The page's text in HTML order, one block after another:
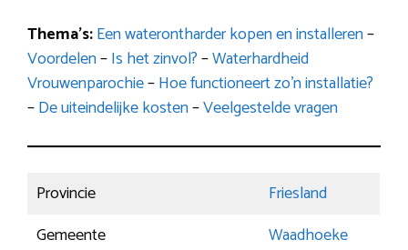
Thema’s:Een waterontharder kopen en installeren–
Voordelen–Is het zinvol?–Waterhardheid
Vrouwenparochie–Hoe functioneert zo’n installatie?
–De uiteindelijke kosten–Veelgestelde vragen
Provincie
Friesland
Gemeente
Waadhoeke